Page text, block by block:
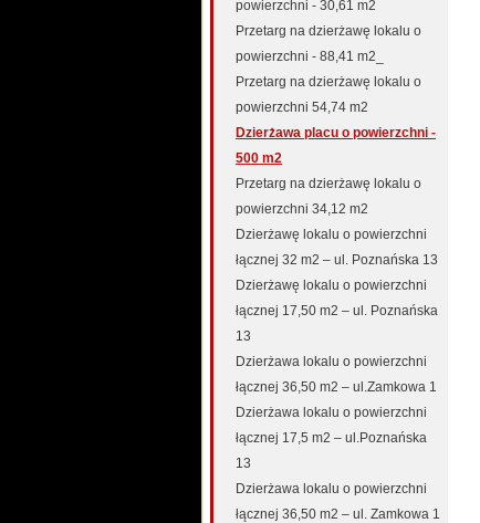
powierzchni - 30,61 m2
Przetarg na dzierżawę lokalu o
powierzchni - 88,41 m2_
Przetarg na dzierżawę lokalu o
powierzchni 54,74 m2
Dzierżawa placu o powierzchni -
500 m2
Przetarg na dzierżawę lokalu o
powierzchni 34,12 m2
Dzierżawę lokalu o powierzchni
łącznej 32 m2 – ul. Poznańska 13
Dzierżawę lokalu o powierzchni
łącznej 17,50 m2 – ul. Poznańska
13
Dzierżawa lokalu o powierzchni
łącznej 36,50 m2 – ul.Zamkowa 1
Dzierżawa lokalu o powierzchni
łącznej 17,5 m2 – ul.Poznańska
13
Dzierżawa lokalu o powierzchni
łącznej 36,50 m2 – ul. Zamkowa 1